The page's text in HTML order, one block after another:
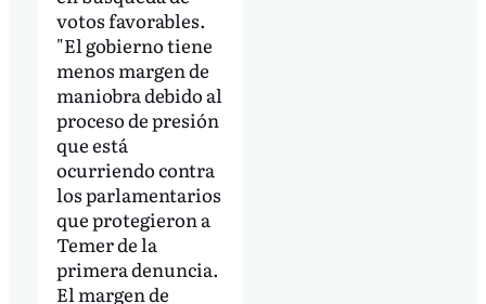
votos favorables.
"El gobierno tiene
menos margen de
maniobra debido al
proceso de presión
que está
ocurriendo contra
los parlamentarios
que protegieron a
Temer de la
primera denuncia.
El margen de